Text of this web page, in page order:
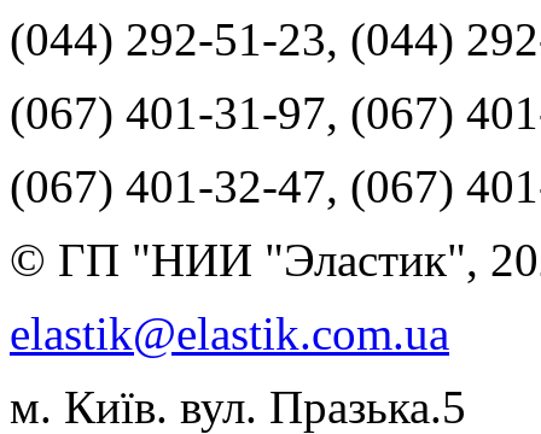
(044) 292-51-23, (044)
(067) 401-31-97, (067)
(067) 401-32-47, (067)
© ГП "НИИ "Эластик",
elastik@elastik.com.ua
м. Київ. вул. Празька.5